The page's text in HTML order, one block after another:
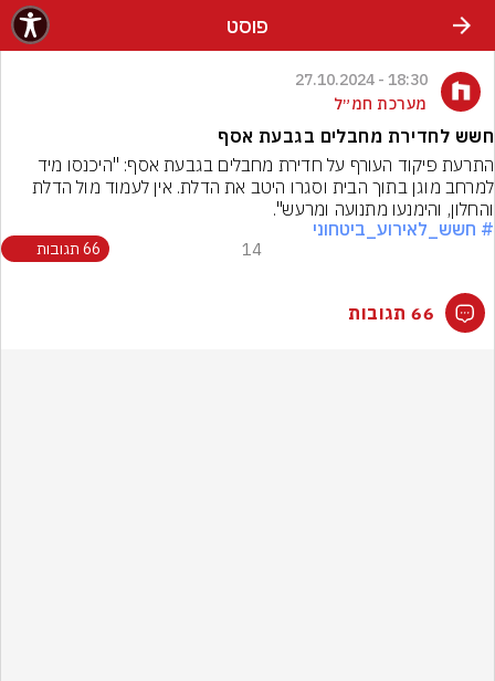
פוסט
18:30 - 27.10.2024
מערכת חמ״ל
חשש לחדירת מחבלים בגבעת אסף
למרחב מוגן בתוך הבית וסגרו היטב את הדלת. אין לעמוד מול הדלת
והחלון, והימנעו מתנועה ומרעש".
# חשש_לאירוע_ביטחוני
14 66 תגובות
66 תגובות